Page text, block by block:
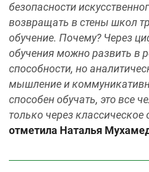
безопасности
возвращать в стены школ
обучение. Почему? Через
обучения можно развить в
способности, но
мышление и
способен обучать, это все
только через классическое
отметила Наталья